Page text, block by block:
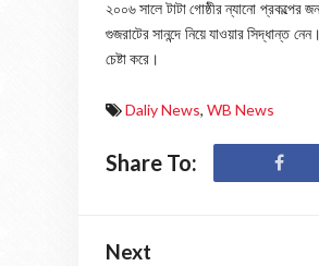
২০০৬ সালে টাটা গোষ্ঠীর ন্যানো প্রকল্পের
গুজরাটের সানন্দে নিয়ে যাওয়ার সিদ্ধান্ত
চেষ্টা করে।
Daliy News, WB News
Share To:
Next